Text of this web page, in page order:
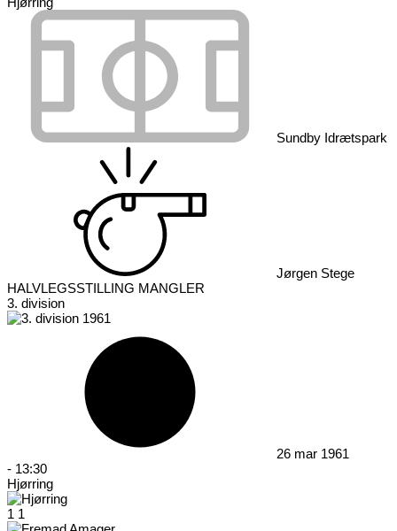
Sundby Idrætspark
Jørgen Stege
HALVLEGSSTILLING MANGLER
3. division
26 mar 1961
- 13:30
Hjørring
1 1